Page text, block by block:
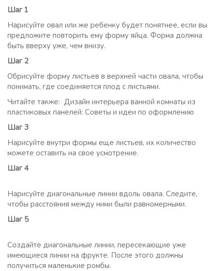
Шаг 1
Нарисуйте овал или же ребенку будет понятнее, если вы
предложите повторить ему форму яйца. Форма должна
быть вверху уже, чем внизу.
Шаг 2
Обрисуйте форму листьев в верхней части овала, чтобы
понимать, где соединяется плод с листьями.
Читайте также: Дизайн интерьера ванной комнаты из
пластиковых панелей: Советы и идеи по оформлению
Шаг 3
Нарисуйте внутри формы еще листьев, их количество
можете оставить на свое усмотрение.
Шаг 4
Нарисуйте диагональные линии вдоль овала. Следите,
чтобы расстояния между ними были равномерными.
Шаг 5
Создайте диагональные линии, пересекающие уже
имеющиеся линии на фрукте. После этого должны
получиться маленькие ромбы.